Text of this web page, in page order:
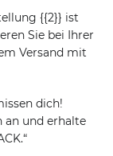
{{2}} ist
Sie bei Ihrer
Versand mit
dich!
an und erhalte